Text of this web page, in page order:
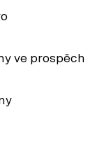
ve prospěch